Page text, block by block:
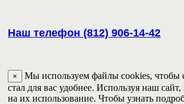
Наш телефон (812) 906-14-42
×
Мы используем файлы cookies, чтобы
стал для вас удобнее. Используя наш
на их использование. Чтобы узнать